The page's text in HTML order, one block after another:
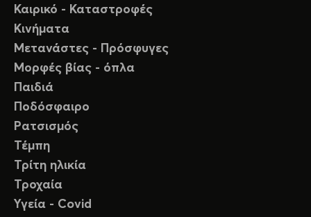
Καιρικό - Καταστροφές
Κινήματα
Μετανάστες - Πρόσφυγες
Μορφές βίας - όπλα
Παιδιά
Ποδόσφαιρο
Ρατσισμός
Τέμπη
Τρίτη ηλικία
Τροχαία
Υγεία - Covid